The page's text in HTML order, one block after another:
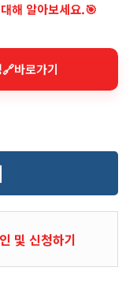
해 알아보세요.🎯
바로가기
및 신청하기